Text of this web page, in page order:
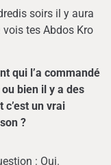
soirs il y aura
vois tes Abdos Kro
qui l’a commandé
bien il y a des
un vrai
?
: Oui.